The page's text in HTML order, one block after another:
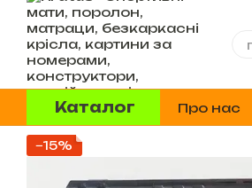
Перейти до основного
Каталог Про нас
−15%